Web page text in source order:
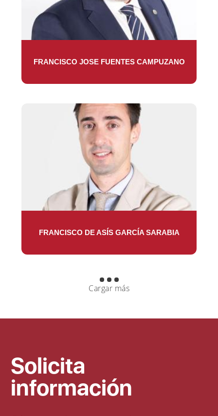
FRANCISCO JOSE FUENTES CAMPUZANO
FRANCISCO DE ASÍS GARCÍA SARABIA
Cargar más
Solicita
información